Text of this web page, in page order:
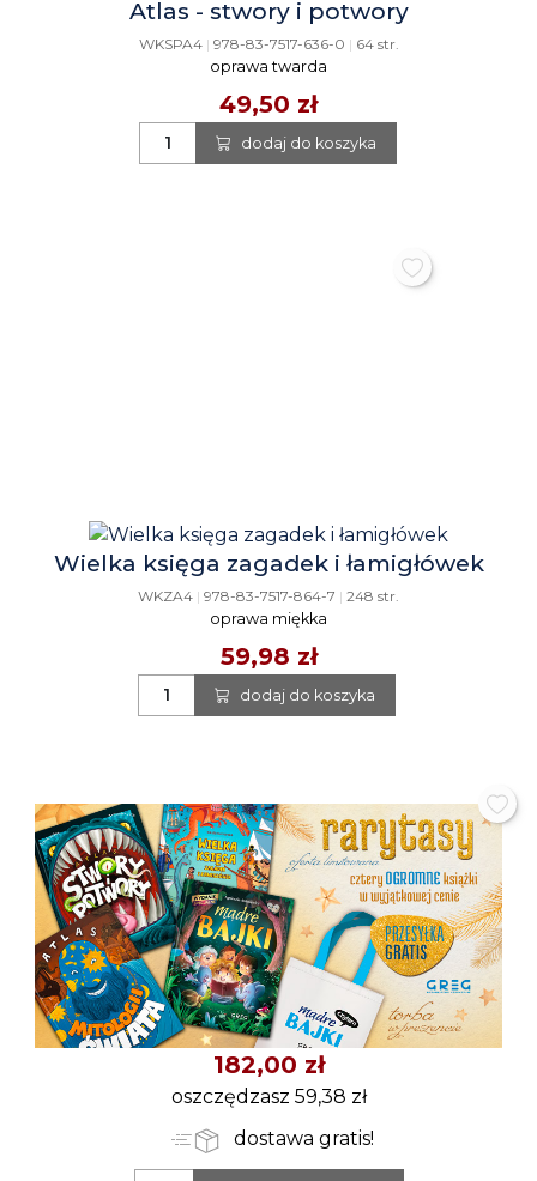
Atlas - stwory i potwory
WKSPA4 | 978-83-7517-636-0 | 64 str.
oprawa twarda
49,50 zł
dodaj do koszyka
Wielka księga zagadek i łamigłówek
WKZA4 | 978-83-7517-864-7 | 248 str.
oprawa miękka
59,98 zł
dodaj do koszyka
182,00 zł
oszczędzasz 59,38 zł
dostawa gratis!